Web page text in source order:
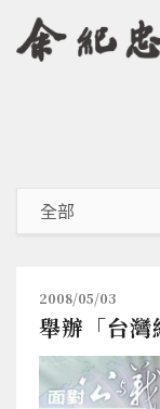
2008/05/03
舉辦「台